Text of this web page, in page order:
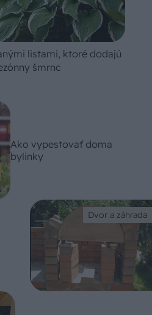
listami, ktoré dodajú
šmrnc
Ako vypestovať doma
bylinky
Dvor a záhrada